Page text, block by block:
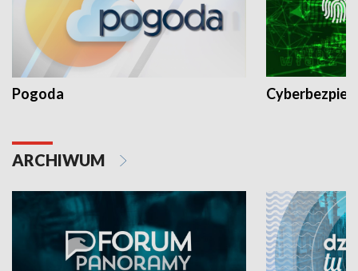
Pogoda
ARCHIWUM